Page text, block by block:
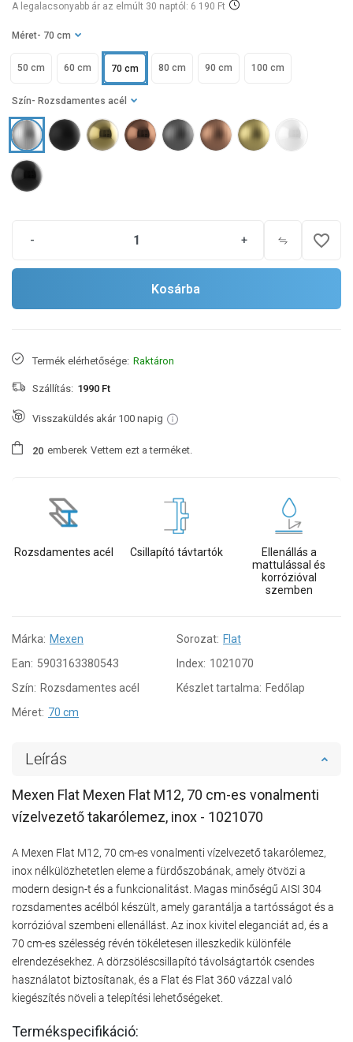
A legalacsonyabb ár az elmúlt 30 naptól: 6 190 Ft
Méret - 70 cm
50 cm 60 cm 70 cm 80 cm 90 cm 100 cm
Szín - Rozsdamentes acél
- + favorite_border
Kosárba
Termék elérhetősége: Raktáron
Szállítás: 1990 Ft
Visszaküldés akár 100 napig
20 emberek Vettem ezt a terméket.
Rozsdamentes acél Csillapító távtartók
Ellenállás a
mattulással és
korrózióval
szemben
Márka: Mexen Sorozat: Flat
Ean: 5903163380543 Index: 1021070
Szín: Rozsdamentes acél Készlet tartalma: Fedőlap
Méret: 70 cm
Leírás
Mexen Flat Mexen Flat M12, 70 cm-es vonalmenti
vízelvezető takarólemez, inox - 1021070
A Mexen Flat M12, 70 cm-es vonalmenti vízelvezető takarólemez,
inox nélkülözhetetlen eleme a fürdőszobának, amely ötvözi a
modern design-t és a funkcionalitást. Magas minőségű AISI 304
rozsdamentes acélból készült, amely garantálja a tartósságot és a
korrózióval szembeni ellenállást. Az inox kivitel eleganciát ad, és a
70 cm-es szélesség révén tökéletesen illeszkedik különféle
elrendezésekhez. A dörzsöléscsillapító távolságtartók csendes
használatot biztosítanak, és a Flat és Flat 360 vázzal való
kiegészítés növeli a telepítési lehetőségeket.
Termékspecifikáció: